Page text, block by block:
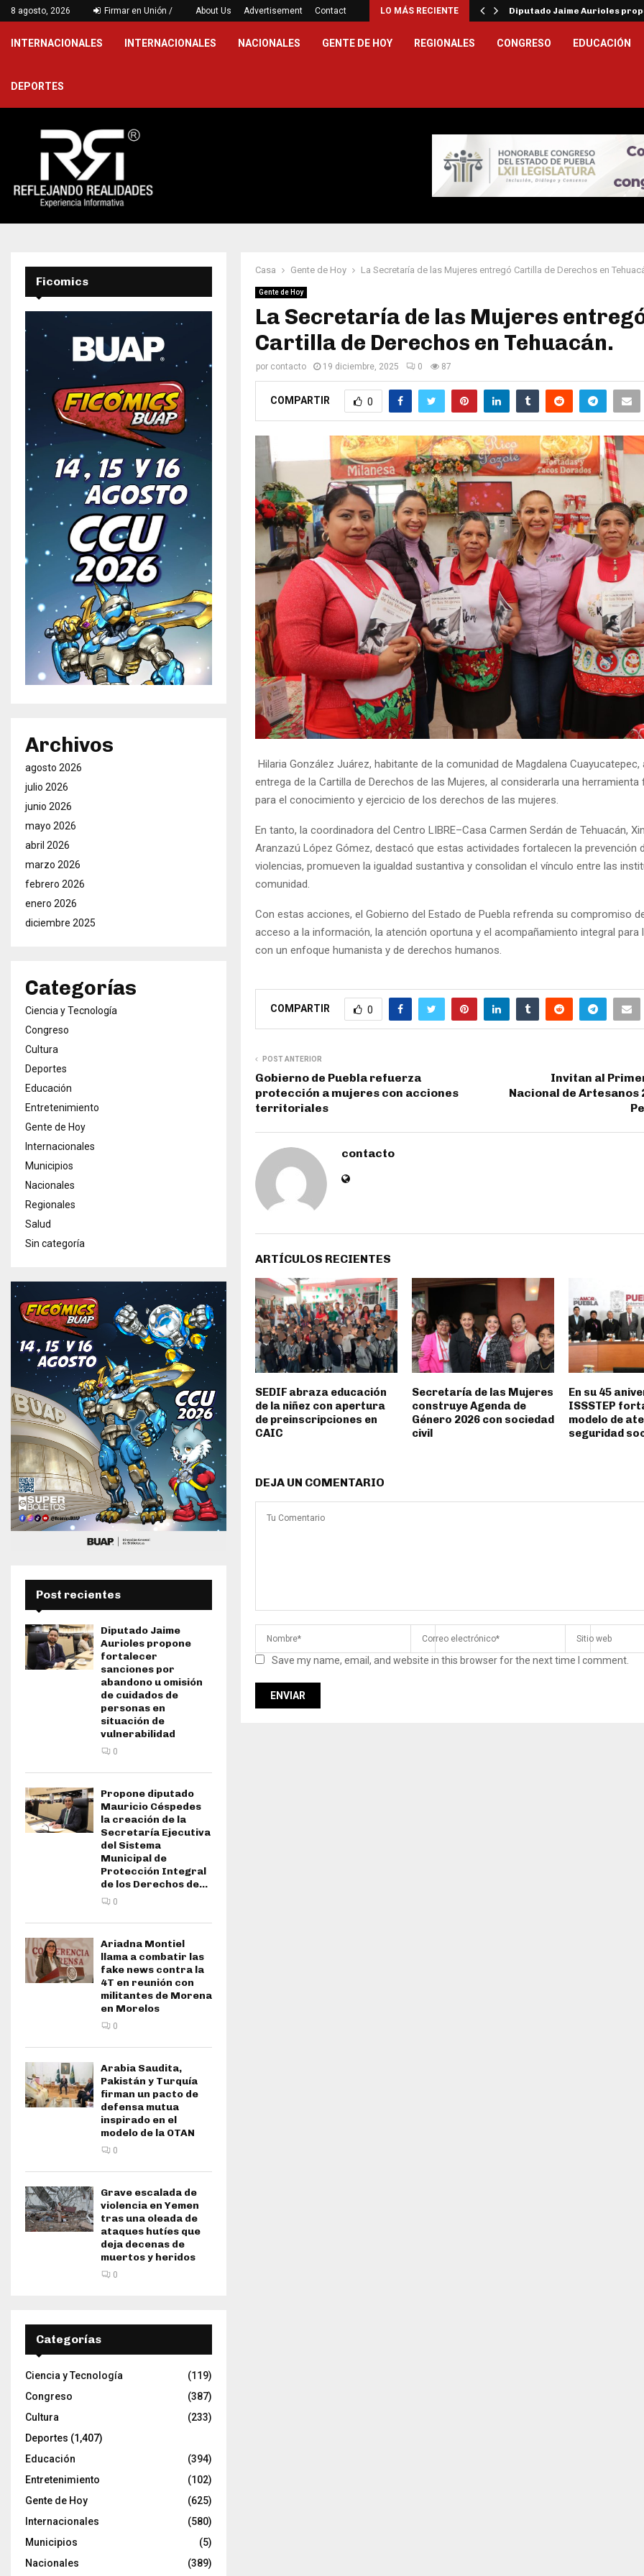
8 agosto, 2026 Firmar en Unión / About Us Advertisement Contact LO MÁS RECIENTE
Victoria jarocha en Puebla para cerrar la… Diputado Jaime Aurioles
INTERNACIONALES INTERNACIONALES NACIONALES GENTE DE HOY REGIONALES CONGRESO EDUCACIÓN
DEPORTES
Casa Gente de Hoy La Secretaría de las Mujeres entregó Cartilla de Derechos en
Gente de Hoy
La Secretaría de las Mujeres
Cartilla de Derechos en Tehuacán.
por contacto 19 diciembre, 2025 0 87
COMPARTIR 0
Hilaria González Juárez, habitante de la comunidad de Magdalena Cuayucatepec,
entrega de la Cartilla de Derechos de las Mujeres, al considerarla una herramienta
para el conocimiento y ejercicio de los derechos de las mujeres.
En tanto, la coordinadora del Centro LIBRE–Casa Carmen Serdán de Tehuacán,
Aranzazú López Gómez, destacó que estas actividades fortalecen la prevención
violencias, promueven la igualdad sustantiva y consolidan el vínculo entre las
comunidad.
Con estas acciones, el Gobierno del Estado de Puebla refrenda su compromiso
acceso a la información, la atención oportuna y el acompañamiento integral para
con un enfoque humanista y de derechos humanos.
COMPARTIR 0
POST ANTERIOR
Gobierno de Puebla refuerza
protección a mujeres con acciones
territoriales
Invitan al
Nacional de Artesanos
contacto
ARTÍCULOS RECIENTES
SEDIF abraza educación
de la niñez con apertura
de preinscripciones en
CAIC
Secretaría de las Mujeres
construye Agenda de
Género 2026 con sociedad
civil
En su 45
ISSSTEP
modelo de
seguridad
DEJA UN COMENTARIO
Save my name, email, and website in this browser for the next time I comment.
Ficomics
Archivos
agosto 2026
julio 2026
junio 2026
mayo 2026
abril 2026
marzo 2026
febrero 2026
enero 2026
diciembre 2025
Categorías
Ciencia y Tecnología
Congreso
Cultura
Deportes
Educación
Entretenimiento
Gente de Hoy
Internacionales
Municipios
Nacionales
Regionales
Salud
Sin categoría
Post recientes
Diputado Jaime
Aurioles propone
fortalecer
sanciones por
abandono u omisión
de cuidados de
personas en
situación de
vulnerabilidad
0
Propone diputado
Mauricio Céspedes
la creación de la
Secretaría Ejecutiva
del Sistema
Municipal de
Protección Integral
de los Derechos de...
0
Ariadna Montiel
llama a combatir las
fake news contra la
4T en reunión con
militantes de Morena
en Morelos
0
Arabia Saudita,
Pakistán y Turquía
firman un pacto de
defensa mutua
inspirado en el
modelo de la OTAN
0
Grave escalada de
violencia en Yemen
tras una oleada de
ataques hutíes que
deja decenas de
muertos y heridos
0
Categorías
Ciencia y Tecnología
(119)
Congreso
(387)
Cultura
(233)
Deportes (1,407)
Educación
(394)
Entretenimiento
(102)
Gente de Hoy
(625)
Internacionales
(580)
Municipios
(5)
Nacionales
(389)